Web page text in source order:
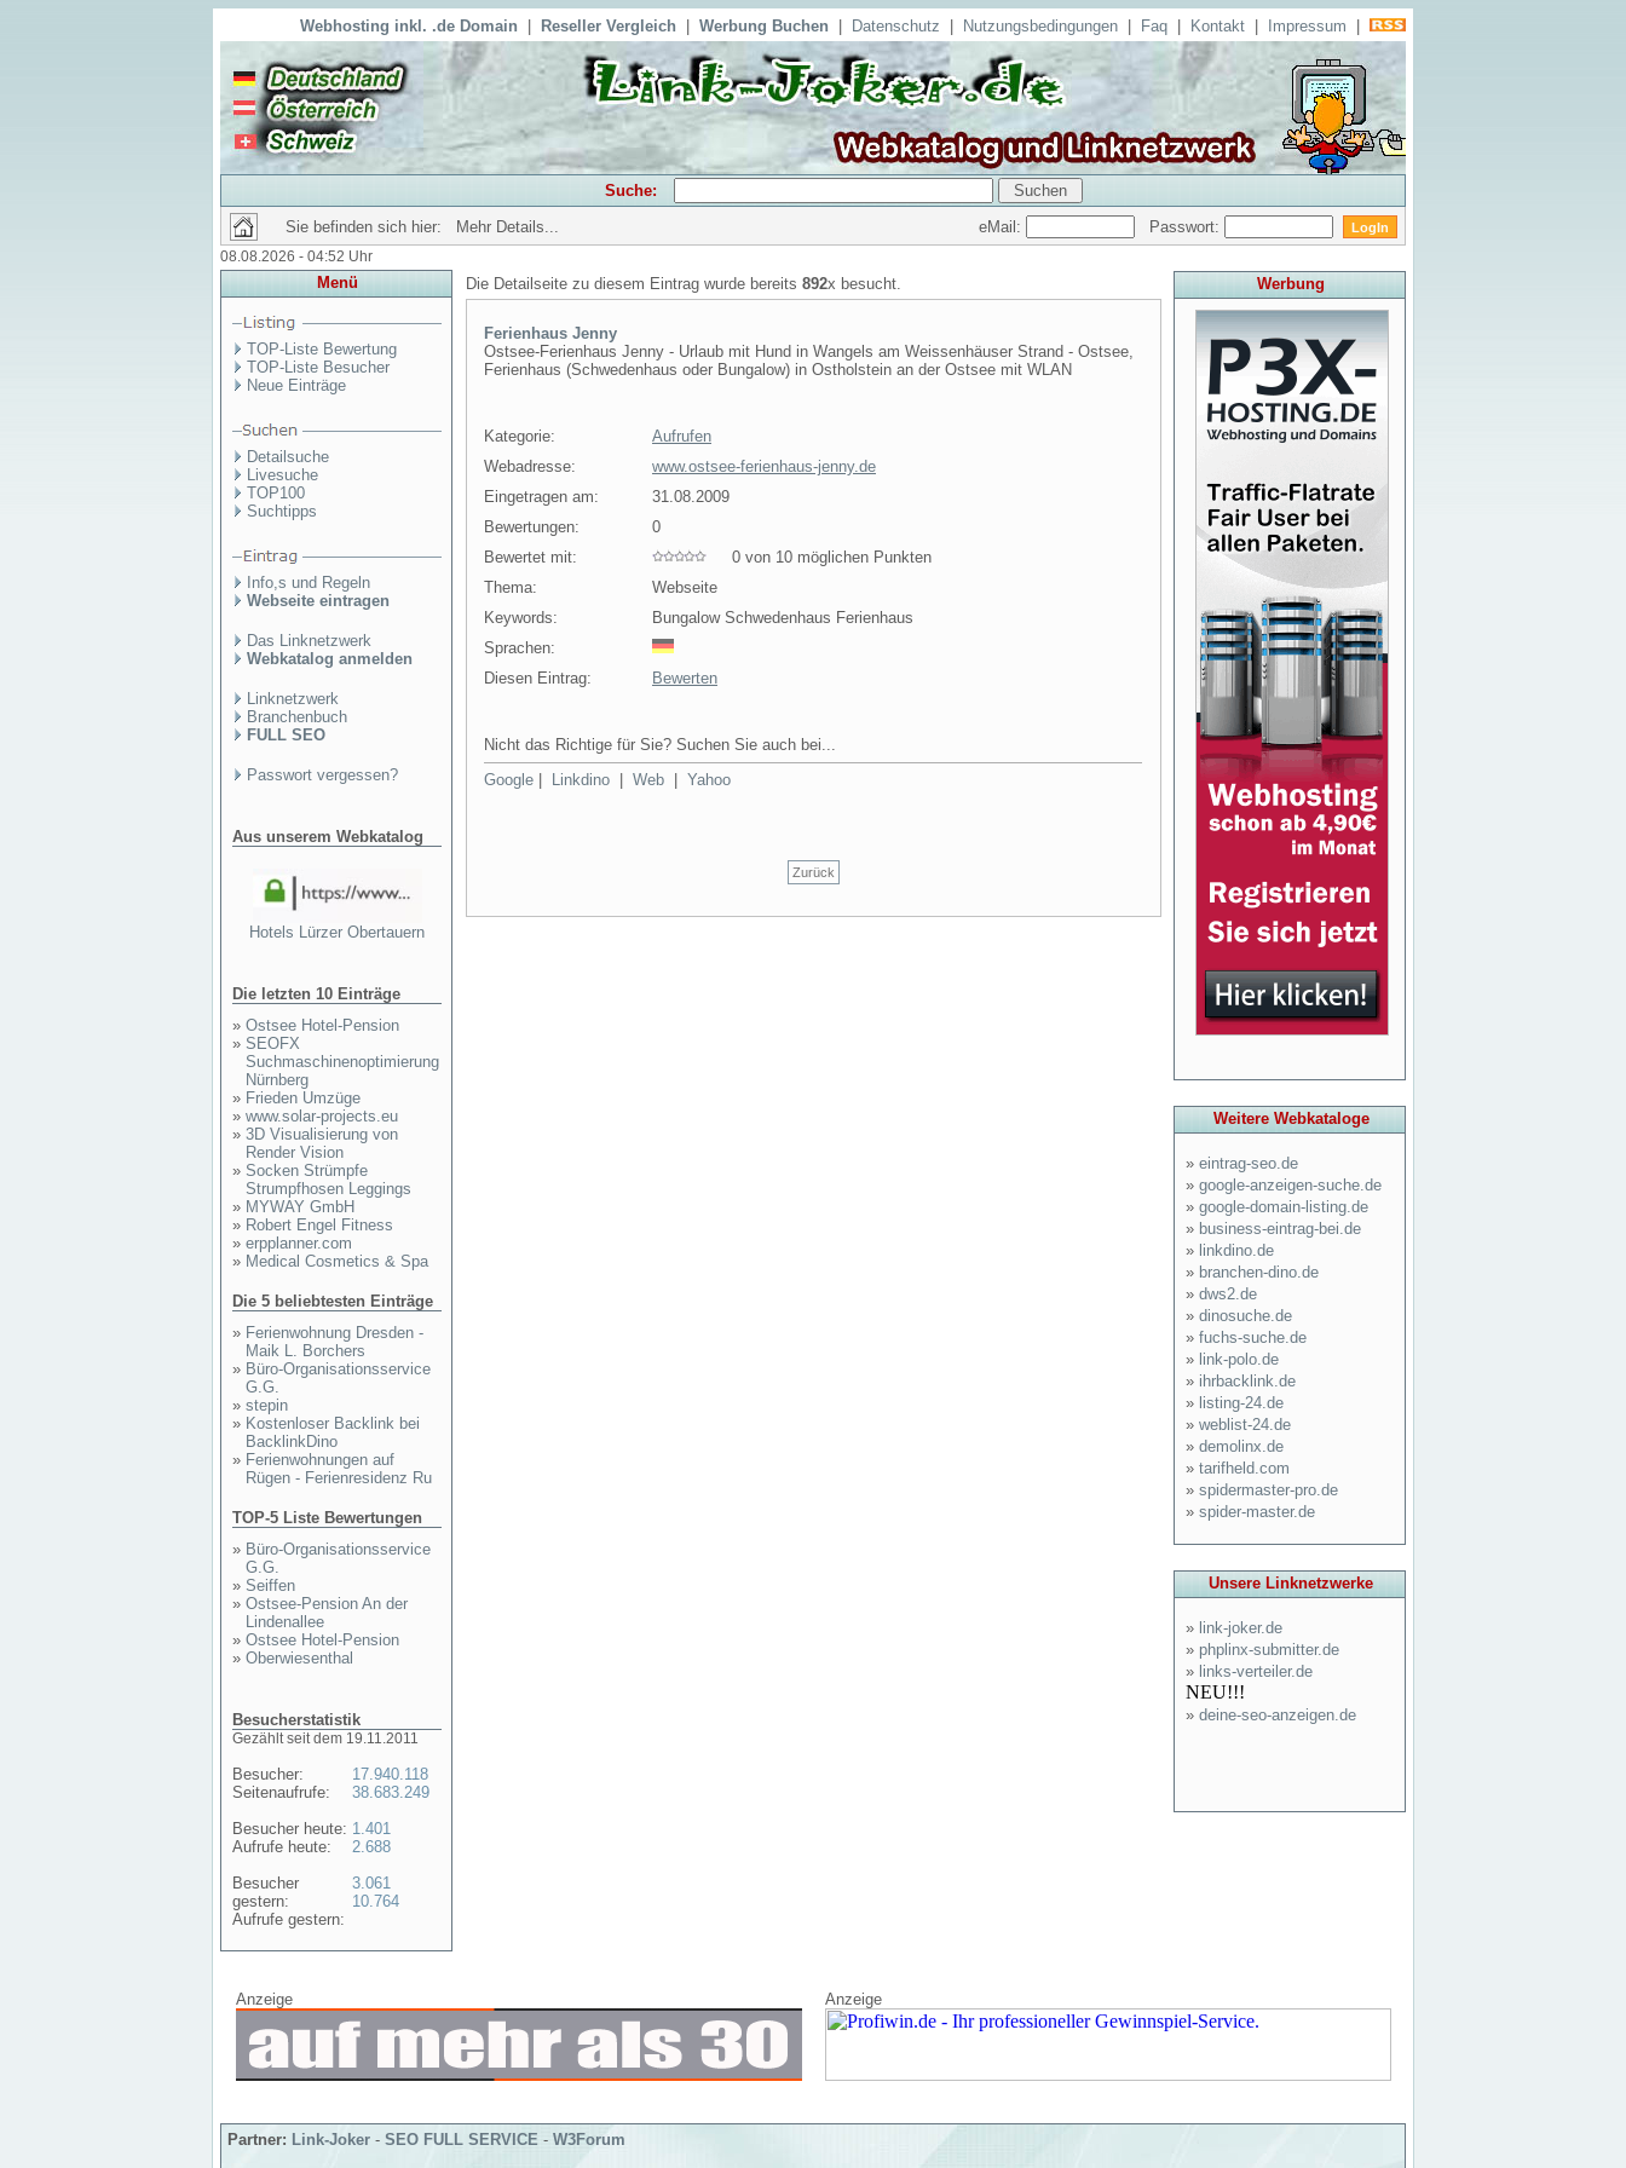
Webhosting inkl. .de Domain Reseller Vergleich Werbung Buchen Datenschutz Nutzungsbedingungen Faq Kontakt Impressum
Suche:
Sie befinden sich hier: Mehr Details...
eMail: Passwort:
08.08.2026 - 04:52 Uhr
Menü
TOP-Liste Bewertung
TOP-Liste Besucher
Neue Einträge
Detailsuche
Livesuche
TOP100
Suchtipps
Info,s und Regeln
Webseite eintragen
Das Linknetzwerk
Webkatalog anmelden
Linknetzwerk
Branchenbuch
FULL SEO
Passwort vergessen?
Aus unserem Webkatalog
Hotels Lürzer Obertauern
Die letzten 10 Einträge
» Ostsee Hotel-Pension
» SEOFX
Suchmaschinenoptimierung
Nürnberg
» Frieden Umzüge
» www.solar-projects.eu
» 3D Visualisierung von
Render Vision
» Socken Strümpfe
Strumpfhosen Leggings
» MYWAY GmbH
» Robert Engel Fitness
» erpplanner.com
» Medical Cosmetics & Spa
Die 5 beliebtesten Einträge
» Ferienwohnung Dresden -
Maik L. Borchers
» Büro-Organisationsservice
G.G.
» stepin
» Kostenloser Backlink bei
BacklinkDino
» Ferienwohnungen auf
Rügen - Ferienresidenz Ru
TOP-5 Liste Bewertungen
» Büro-Organisationsservice
G.G.
» Seiffen
» Ostsee-Pension An der
Lindenallee
» Ostsee Hotel-Pension
» Oberwiesenthal
Besucherstatistik
Gezählt seit dem 19.11.2011
Besucher:
Seitenaufrufe:
Besucher heute:
Aufrufe heute:
Besucher
gestern:
Aufrufe gestern:
17.940.118
38.683.249
1.401
2.688
3.061
10.764
Die Detailseite zu diesem Eintrag wurde bereits 892x besucht.
Ferienhaus Jenny
Ostsee-Ferienhaus Jenny - Urlaub mit Hund in Wangels am Weissenhäuser Strand - Ostsee,
Ferienhaus (Schwedenhaus oder Bungalow) in Ostholstein an der Ostsee mit WLAN
Kategorie:
Aufrufen
Webadresse:
www.ostsee-ferienhaus-jenny.de
Eingetragen am:
31.08.2009
Bewertungen:
0
Bewertet mit:
0 von 10 möglichen Punkten
Thema:
Webseite
Keywords:
Bungalow Schwedenhaus Ferienhaus
Sprachen:
Diesen Eintrag:
Bewerten
Nicht das Richtige für Sie? Suchen Sie auch bei...
Google
Linkdino Web Yahoo
Zurück
Werbung
Weitere Webkataloge
» eintrag-seo.de
» google-anzeigen-suche.de
» google-domain-listing.de
» business-eintrag-bei.de
» linkdino.de
» branchen-dino.de
» dws2.de
» dinosuche.de
» fuchs-suche.de
» link-polo.de
» ihrbacklink.de
» listing-24.de
» weblist-24.de
» demolinx.de
» tarifheld.com
» spidermaster-pro.de
» spider-master.de
Unsere Linknetzwerke
» link-joker.de
» phplinx-submitter.de
» links-verteiler.de
NEU!!!
» deine-seo-anzeigen.de
Anzeige Anzeige
Partner: Link-Joker - SEO FULL SERVICE - W3Forum